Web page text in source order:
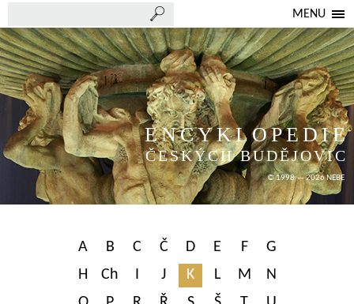
MENU
ENCYKLOPEDIE
ČESKÝCH BUDĚJOVIC
© 1998 — 2026 NEBE
A B C Č D E F
G
H
Ch I J K L M
N